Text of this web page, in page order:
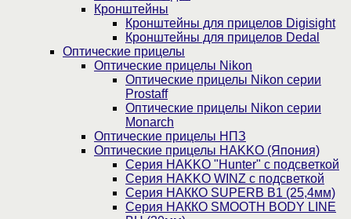
Кронштейны
Кронштейны для прицелов Digisight
Кронштейны для прицелов Dedal
Оптические прицелы
Оптические прицелы Nikon
Оптические прицелы Nikon серии
Prostaff
Оптические прицелы Nikon серии
Monarch
Оптические прицелы НПЗ
Оптические прицелы HAKKO (Япония)
Cерия HAKKO "Hunter" с подсветкой
Серия НAKKO WINZ с подсветкой
Серия НАККО SUPERB B1 (25,4мм)
Серия НАККО SMOOTH BODY LINE